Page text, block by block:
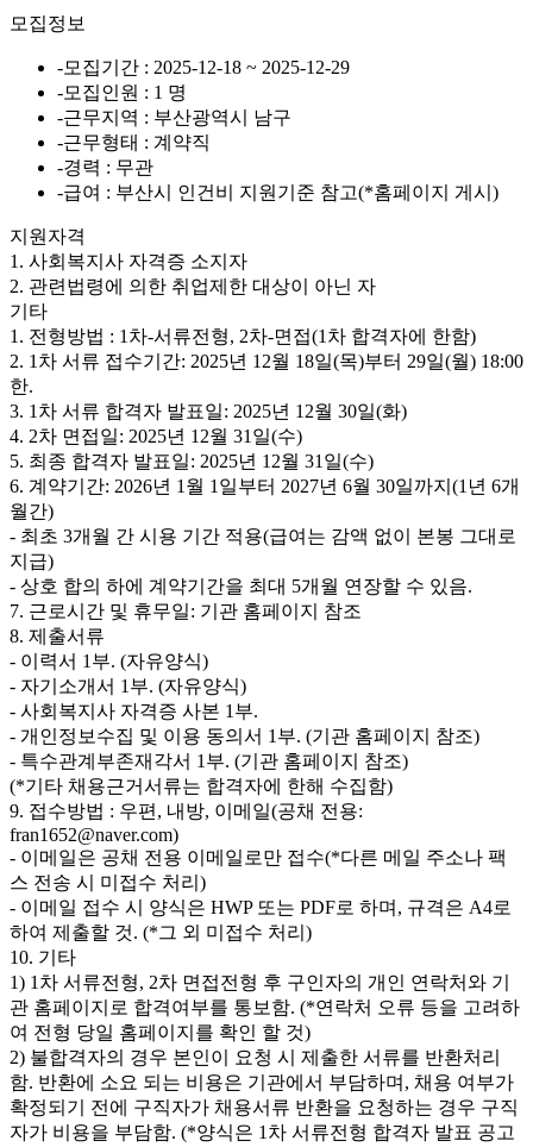
모집정보
-모집기간 : 2025-12-18 ~ 2025-12-29
-모집인원 : 1 명
-근무지역 : 부산광역시 남구
-근무형태 : 계약직
-경력 : 무관
-급여 : 부산시 인건비 지원기준 참고(*홈페이지 게시)
지원자격
1. 사회복지사 자격증 소지자
2. 관련법령에 의한 취업제한 대상이 아닌 자
기타
1. 전형방법 : 1차-서류전형, 2차-면접(1차 합격자에 한함)
2. 1차 서류 접수기간: 2025년 12월 18일(목)부터 29일(월) 18:00
한.
3. 1차 서류 합격자 발표일: 2025년 12월 30일(화)
4. 2차 면접일: 2025년 12월 31일(수)
5. 최종 합격자 발표일: 2025년 12월 31일(수)
6. 계약기간: 2026년 1월 1일부터 2027년 6월 30일까지(1년 6개
월간)
- 최초 3개월 간 시용 기간 적용(급여는 감액 없이 본봉 그대로
지급)
- 상호 합의 하에 계약기간을 최대 5개월 연장할 수 있음.
7. 근로시간 및 휴무일: 기관 홈페이지 참조
8. 제출서류
- 이력서 1부. (자유양식)
- 자기소개서 1부. (자유양식)
- 사회복지사 자격증 사본 1부.
- 개인정보수집 및 이용 동의서 1부. (기관 홈페이지 참조)
- 특수관계부존재각서 1부. (기관 홈페이지 참조)
(*기타 채용근거서류는 합격자에 한해 수집함)
9. 접수방법 : 우편, 내방, 이메일(공채 전용:
fran1652@naver.com)
- 이메일은 공채 전용 이메일로만 접수(*다른 메일 주소나 팩
스 전송 시 미접수 처리)
- 이메일 접수 시 양식은 HWP 또는 PDF로 하며, 규격은 A4로
하여 제출할 것. (*그 외 미접수 처리)
10. 기타
1) 1차 서류전형, 2차 면접전형 후 구인자의 개인 연락처와 기
관 홈페이지로 합격여부를 통보함. (*연락처 오류 등을 고려하
여 전형 당일 홈페이지를 확인 할 것)
2) 불합격자의 경우 본인이 요청 시 제출한 서류를 반환처리
함. 반환에 소요 되는 비용은 기관에서 부담하며, 채용 여부가
확정되기 전에 구직자가 채용서류 반환을 요청하는 경우 구직
자가 비용을 부담함. (*양식은 1차 서류전형 합격자 발표 공고